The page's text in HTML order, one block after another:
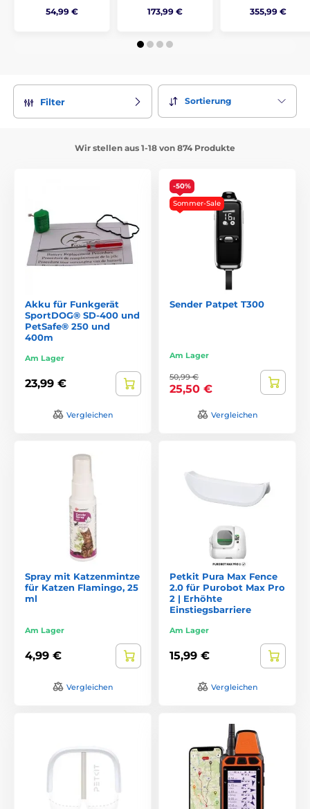
54,99 €
173,99 € 355,99 €
Filter Sortierung
Wir stellen aus 1-18 von 874 Produkte
Akku für Funkgerät
SportDOG® SD-400 und
PetSafe® 250 und
400m
Am Lager
23,99 €
Vergleichen
-50%
Sommer-Sale
Sender Patpet T300
Am Lager
50,99 €
25,50 €
Vergleichen
Spray mit Katzenmintze
für Katzen Flamingo, 25
ml
Am Lager
4,99 €
Vergleichen
Petkit Pura Max Fence
2.0 für Purobot Max Pro
2 | Erhöhte
Einstiegsbarriere
Am Lager
15,99 €
Vergleichen